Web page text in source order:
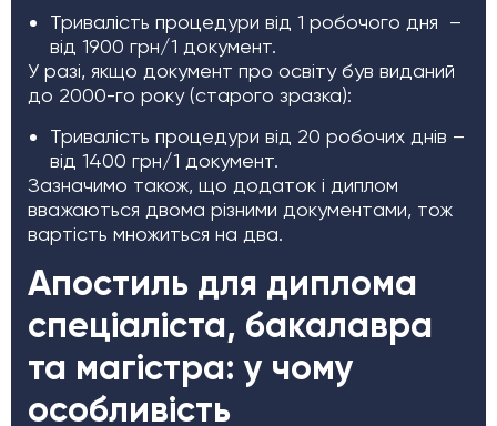
Тривалість процедури від 1 робочого дня –
від 1900 грн/1 документ.
У разі, якщо документ про освіту був виданий
до 2000-го року (старого зразка):
Тривалість процедури від 20 робочих днів –
від 1400 грн/1 документ.
Зазначимо також, що додаток і диплом
вважаються двома різними документами, тож
вартість множиться на два.
Апостиль для диплома
спеціаліста, бакалавра
та магістра: у чому
особливість